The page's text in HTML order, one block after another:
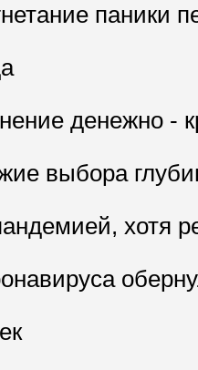
паники
денежно -
выбора
хотя